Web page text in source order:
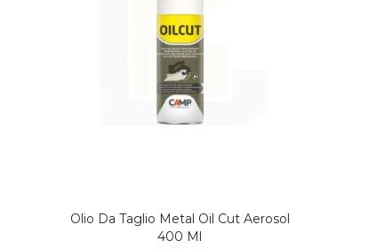
Olio Da Taglio Metal Oil Cut Aerosol
400 Ml